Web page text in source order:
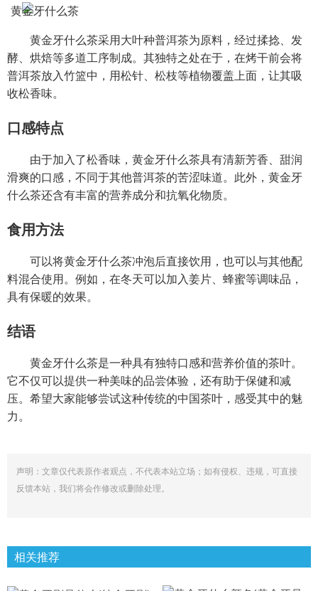
黄金牙什么茶采用大叶种普洱茶为原料，经过揉捻、发
酵、烘焙等多道工序制成。其独特之处在于，在烤干前会将
普洱茶放入竹篮中，用松针、松枝等植物覆盖上面，让其吸
收松香味。
口感特点
由于加入了松香味，黄金牙什么茶具有清新芳香、甜润
滑爽的口感，不同于其他普洱茶的苦涩味道。此外，黄金牙
什么茶还含有丰富的营养成分和抗氧化物质。
食用方法
可以将黄金牙什么茶冲泡后直接饮用，也可以与其他配
料混合使用。例如，在冬天可以加入姜片、蜂蜜等调味品，
具有保暖的效果。
结语
黄金牙什么茶是一种具有独特口感和营养价值的茶叶。
它不仅可以提供一种美味的品尝体验，还有助于保健和减
压。希望大家能够尝试这种传统的中国茶叶，感受其中的魅
力。
声明：文章仅代表原作者观点，不代表本站立场；如有侵权、违规，可直接
反馈本站，我们将会作修改或删除处理。
相关推荐